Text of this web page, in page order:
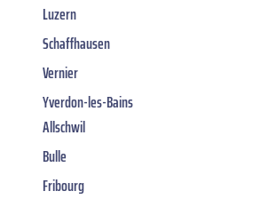
Luzern
Schaffhausen
Vernier
Yverdon-les-Bains
Allschwil
Bulle
Fribourg